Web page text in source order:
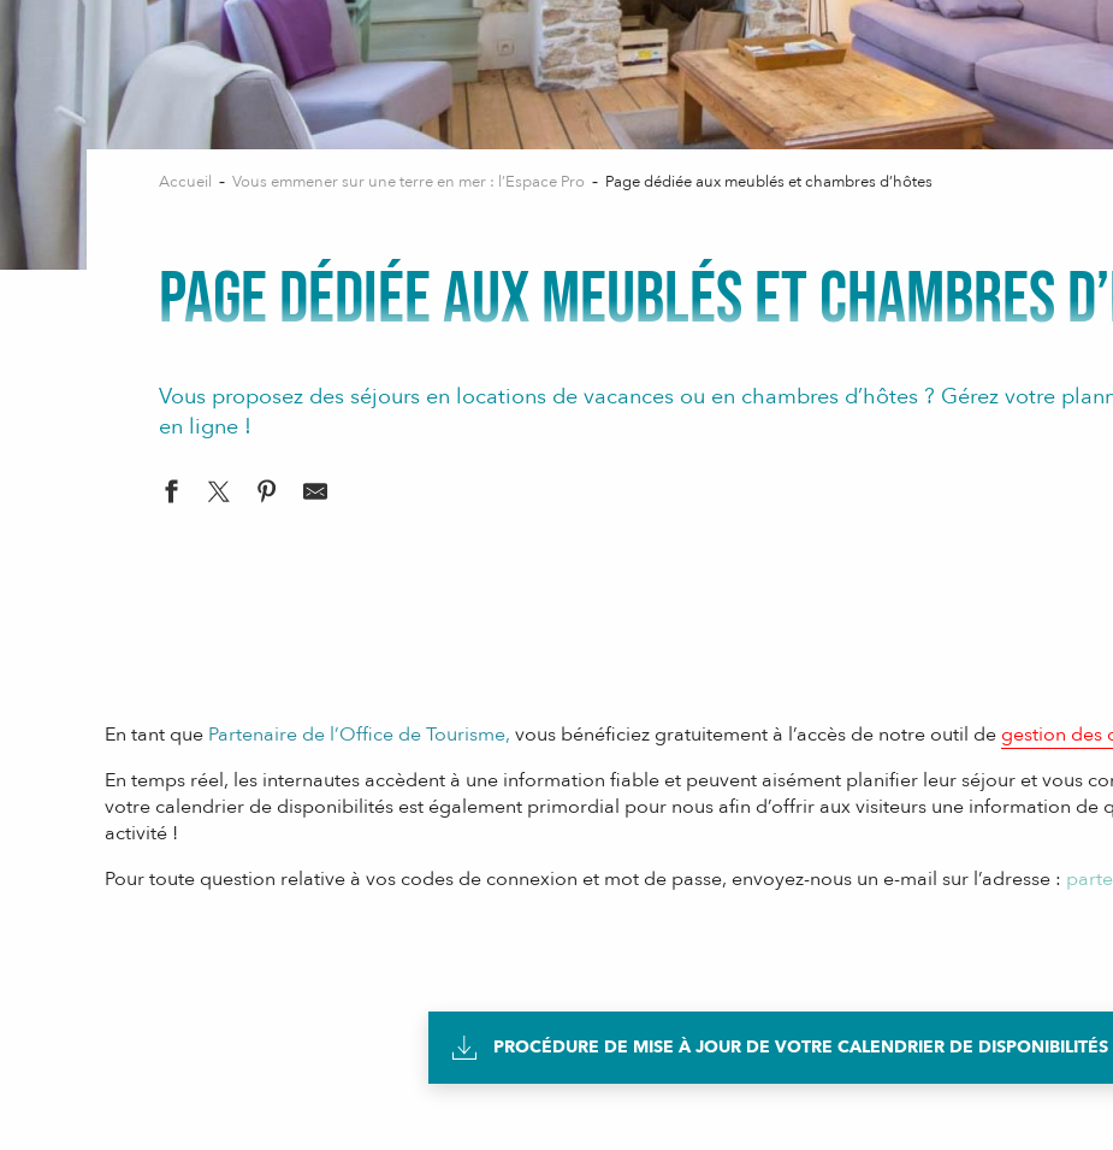
Accueil Vous emmener sur une terre en mer : l’Espace Pro Page dédiée aux meublés et chambres d’hôtes
PAGE DÉDIÉE AUX MEUBLÉS ET CHAMBRES
Vous proposez des séjours en locations de vacances ou en chambres d’hôtes ? Gérez votre
en ligne !
En tant que Partenaire de l’Office de Tourisme, vous bénéficiez gratuitement à l’accès de notre outil de gestion des
En temps réel, les internautes accèdent à une information fiable et peuvent aisément planifier leur séjour et vous
votre calendrier de disponibilités est également primordial pour nous afin d’offrir aux visiteurs une information de
activité !
Pour toute question relative à vos codes de connexion et mot de passe, envoyez-nous un e-mail sur l’adresse :
PROCÉDURE DE MISE À JOUR DE VOTRE CALENDRIER DE DISPONIBILITÉS